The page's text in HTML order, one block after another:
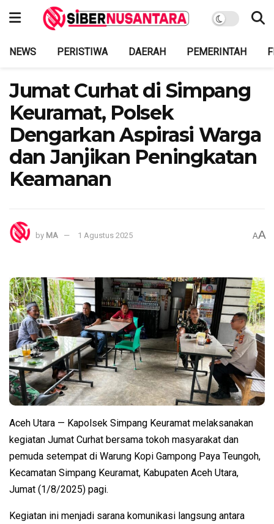
NEWS PERISTIWA DAERAH PEMERINTAH
Jumat Curhat di Simpang
Keuramat, Polsek
Dengarkan Aspirasi Warga
dan Janjikan Peningkatan
Keamanan
by MA 1 Agustus 2025 AA
Aceh Utara — Kapolsek Simpang Keuramat melaksanakan
kegiatan Jumat Curhat bersama tokoh masyarakat dan
pemuda setempat di Warung Kopi Gampong Paya Teungoh,
Kecamatan Simpang Keuramat, Kabupaten Aceh Utara,
Jumat (1/8/2025) pagi.
Kegiatan ini menjadi sarana komunikasi langsung antara